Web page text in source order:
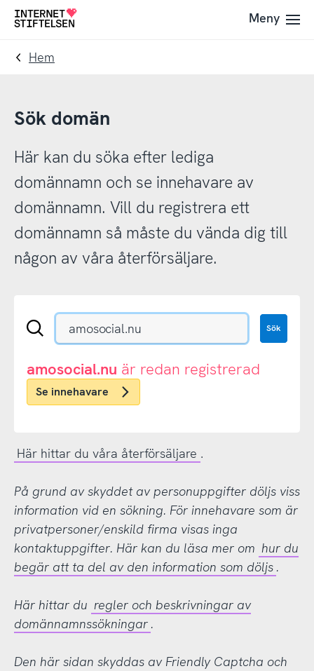
Till
navigering
Till
innehåll
Till
Meny
Hem
Sök domän
Här kan du söka efter lediga
domännamn och se innehavare av
domännamn. Vill du registrera ett
domännamn så måste du vända dig till
någon av våra återförsäljare.
Sök
eller
.nu-
domän
Sök
amosocial.nu är redan registrerad
Se innehavare
Här hittar du våra återförsäljare .
På grund av skyddet av personuppgifter döljs viss
information vid en sökning. För innehavare som är
privatpersoner/enskild firma visas inga
kontaktuppgifter. Här kan du läsa mer om hur du
begär att ta del av den information som döljs .
Här hittar du regler och beskrivningar av
domännamnssökningar .
Den här sidan skyddas av Friendly Captcha och